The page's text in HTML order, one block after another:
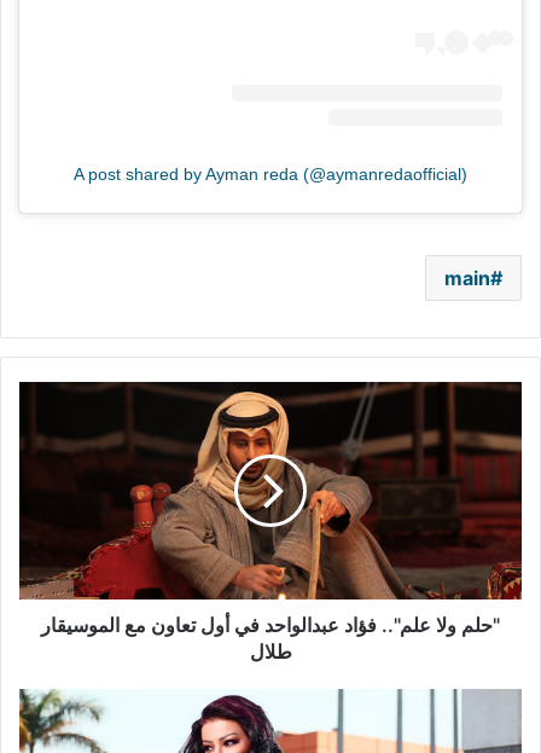
A post shared by Ayman reda (@aymanredaofficial)
main
"حلم
علم"..
عبدالواحد
في
أول
تعاون
مع
الموسيقار
"حلم ولا علم".. فؤاد عبدالواحد في أول تعاون مع الموسيقار
طلال